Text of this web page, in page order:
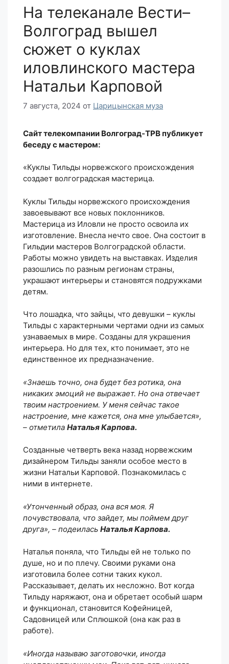
На телеканале Вести–
Волгоград вышел
сюжет о куклах
иловлинского мастера
Натальи Карповой
7 августа, 2024 от Царицынская муза
Сайт телекомпании Волгоград-ТРВ публикует
беседу с мастером:
«Куклы Тильды норвежского происхождения
создает волгоградская мастерица.
Куклы Тильды норвежского происхождения
завоевывают все новых поклонников.
Мастерица из Иловли не просто освоила их
изготовление. Внесла нечто свое. Она состоит в
Гильдии мастеров Волгоградской области.
Работы можно увидеть на выставках. Изделия
разошлись по разным регионам страны,
украшают интерьеры и становятся подружками
детям.
Что лошадка, что зайцы, что девушки – куклы
Тильды с характерными чертами одни из самых
узнаваемых в мире. Созданы для украшения
интерьера. Но для тех, кто понимает, это не
единственное их предназначение.
«Знаешь точно, она будет без ротика, она
никаких эмоций не выражает. Но она отвечает
твоим настроением. У меня сейчас такое
настроение, мне кажется, она мне улыбается»,
– отметила Наталья Карпова.
Созданные четверть века назад норвежским
дизайнером Тильды заняли особое место в
жизни Натальи Карповой. Познакомилась с
ними в интернете.
«Утонченный образ, она вся моя. Я
почувствовала, что зайдет, мы поймем друг
друга», – подеилась Наталья Карпова.
Наталья поняла, что Тильды ей не только по
душе, но и по плечу. Своими руками она
изготовила более сотни таких кукол.
Рассказывает, делать их несложно. Вот когда
Тильду наряжают, она и обретает особый шарм
и функционал, становится Кофейницей,
Садовницей или Сплюшкой (она как раз в
работе).
«Иногда называю заготовочки, иногда